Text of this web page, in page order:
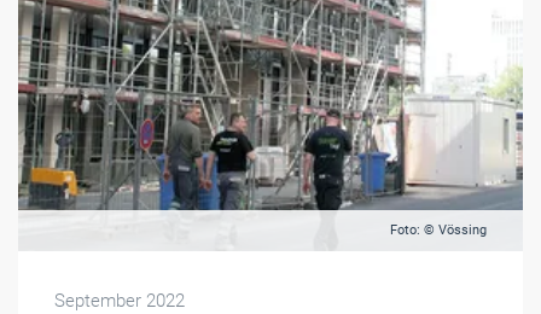
Foto: © Vössing
September 2022